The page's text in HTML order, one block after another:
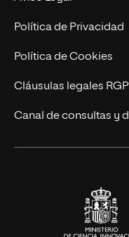
Postgrados
Cursos Universitarios
Trabaja en UNIR
Actualidad
UNIR Revista
Eventos
Política de Privacidad
Política de Cookies
Cláusulas legales
Canal de consultas y